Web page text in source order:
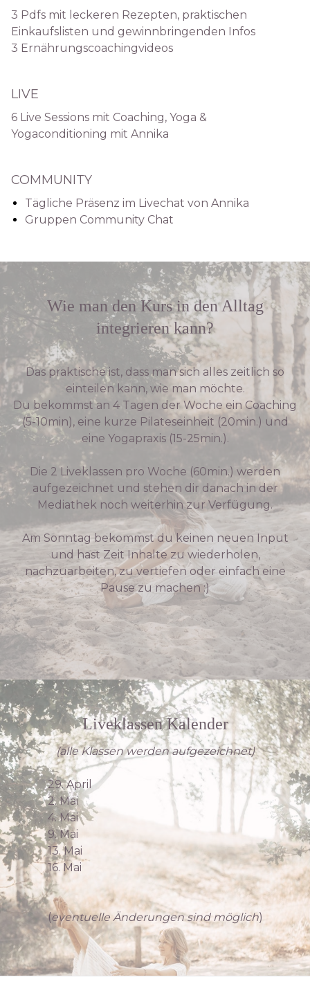
3 Pdfs mit leckeren Rezepten, praktischen
Einkaufslisten und gewinnbringenden Infos
3 Ernährungscoachingvideos
LIVE
6 Live Sessions mit Coaching, Yoga &
Yogaconditioning mit Annika
COMMUNITY
Tägliche Präsenz im Livechat von Annika
Gruppen Community Chat
Wie man den Kurs in den Alltag
integrieren kann?
Das praktische ist, dass man sich alles zeitlich so
einteilen kann, wie man möchte.
Du bekommst an 4 Tagen der Woche ein Coaching
(5-10min), eine kurze Pilateseinheit (20min.) und
eine Yogapraxis (15-25min.).
Die 2 Liveklassen pro Woche (60min.) werden
aufgezeichnet und stehen dir danach in der
Mediathek noch weiterhin zur Verfügung.
Am Sonntag bekommst du keinen neuen Input
und hast Zeit Inhalte zu wiederholen,
nachzuarbeiten, zu vertiefen oder einfach eine
Pause zu machen :)
Liveklassen Kalender
(alle Klassen werden aufgezeichnet)
29. April
2. Mai
4. Mai
9. Mai
13. Mai
16. Mai
(eventuelle Änderungen sind möglich)